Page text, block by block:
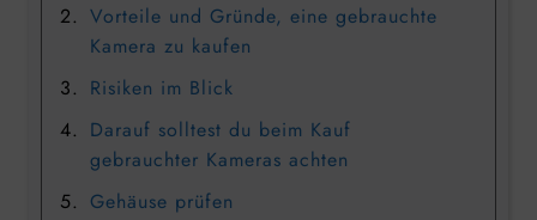
Vorteile und Gründe, eine gebrauchte
Kamera zu kaufen
Risiken im Blick
Darauf solltest du beim Kauf
gebrauchter Kameras achten
Gehäuse prüfen